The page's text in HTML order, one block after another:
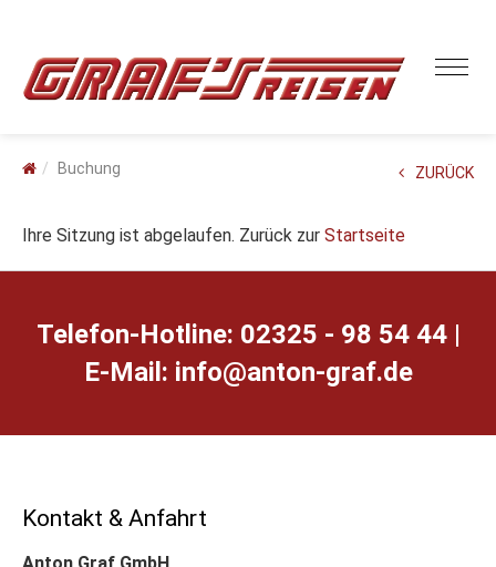
Buchung ZURÜCK
Ihre Sitzung ist abgelaufen. Zurück zur Startseite
Telefon-Hotline: 02325 - 98 54 44 |
E-Mail: ed.farg-notna@ofni
Kontakt & Anfahrt
Anton Graf GmbH